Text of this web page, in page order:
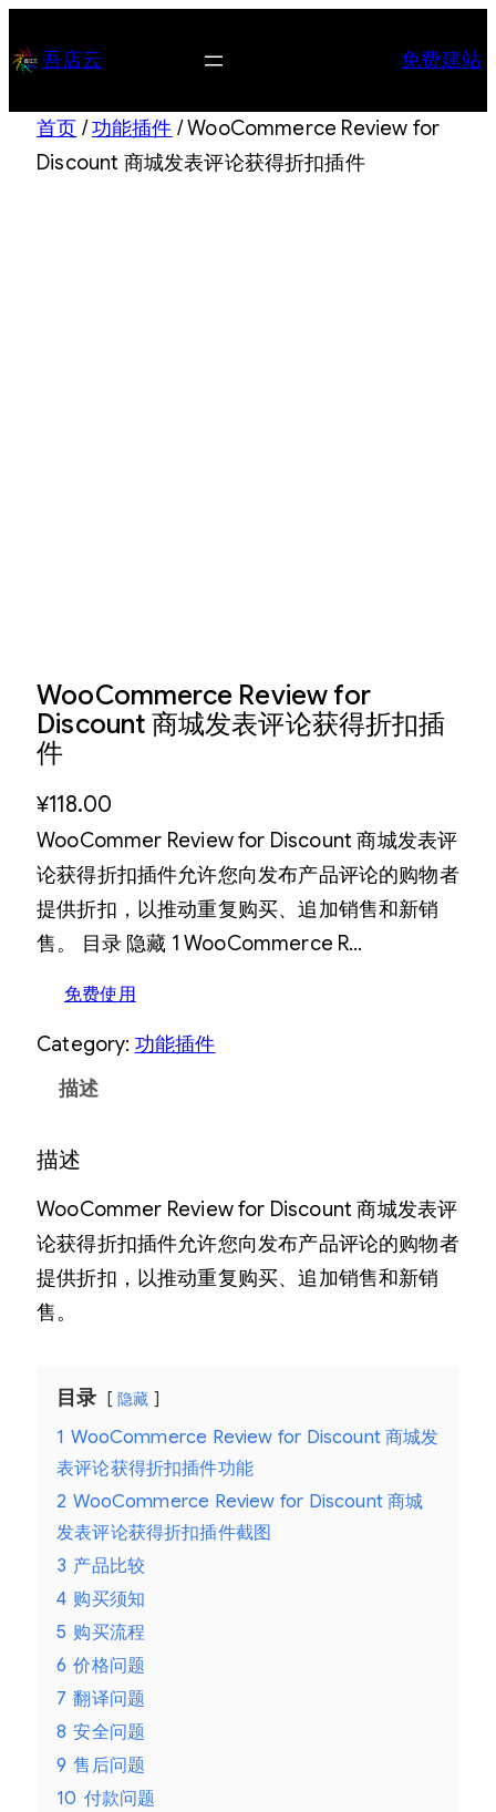
至 吾店云 免费建站
首页 /功能插件 / WooCommerce Review for
Discount 商城发表评论获得折扣插件
WooCommerce Review for
Discount 商城发表评论获得折扣插
件
¥118.00
WooCommer Review for Discount 商城发表评
论获得折扣插件允许您向发布产品评论的购物者
提供折扣，以推动重复购买、追加销售和新销
售。 目录 隐藏 1 WooCommerce R…
免费使用
Category: 功能插件
描述
描述
WooCommer Review for Discount 商城发表评
论获得折扣插件允许您向发布产品评论的购物者
提供折扣，以推动重复购买、追加销售和新销
售。
目录 隐藏
1 WooCommerce Review for Discount 商城发
表评论获得折扣插件功能
2 WooCommerce Review for Discount 商城
发表评论获得折扣插件截图
3 产品比较
4 购买须知
5 购买流程
6 价格问题
7 翻译问题
8 安全问题
9 售后问题
10 付款问题